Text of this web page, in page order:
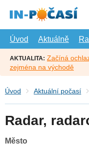
hlavní
Úvod
Aktuálně
AKTUALITA: Začíná
zejména na východě
Úvod Aktuální počasí
Radar,
Město